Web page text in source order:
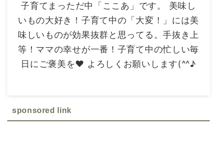
子育てまっただ中「ここあ」です。 美味し
いもの大好き！子育て中の「大変！」には美
味しいものが効果抜群と思ってる。手抜き上
等！ママの幸せが一番！子育て中の忙しい毎
日にご褒美を❤ よろしくお願いします(^^♪
sponsored link